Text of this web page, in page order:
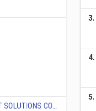
MRS LOGISTICS &TRANSPORT SOLUTIONS COMPANY S.R.L.
3.
4.
5.